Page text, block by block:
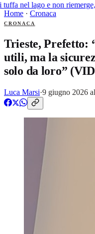
nel lago e non
Home · Cronaca
CRONACA
Trieste, Prefetto:
utili, ma la
solo da loro”
Luca Marsi·9 giugno 2026